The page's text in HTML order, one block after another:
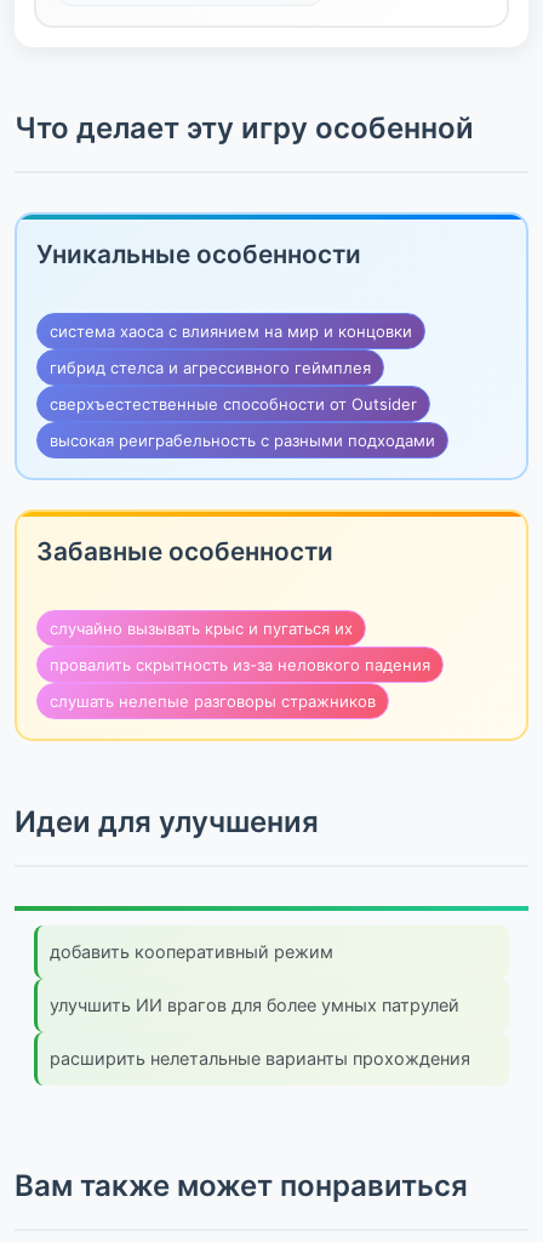
Что делает эту игру особенной
Уникальные особенности
система хаоса с влиянием на мир и концовки
гибрид стелса и агрессивного геймплея
сверхъестественные способности от Outsider
высокая реиграбельность с разными подходами
Забавные особенности
случайно вызывать крыс и пугаться их
провалить скрытность из-за неловкого падения
слушать нелепые разговоры стражников
Идеи для улучшения
добавить кооперативный режим
улучшить ИИ врагов для более умных патрулей
расширить нелетальные варианты прохождения
Вам также может понравиться